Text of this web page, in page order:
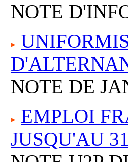
NOTE
NOTE DE
EMPLOI
JUSQU'AU